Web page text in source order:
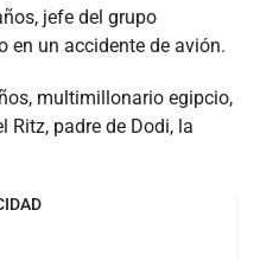
jefe del grupo
en un accidente de avión.
multimillonario egipcio,
Ritz, padre de Dodi, la